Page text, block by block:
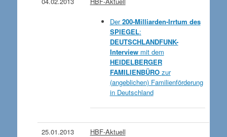
Der200-Milliarden-Irrtum des
SPIEGEL:
DEUTSCHLANDFUNK-
Interviewmit dem
HEIDELBERGER
FAMILIENBÜRO zur
(angeblichen) Familienförderung
in Deutschland
25.01.2013 HBF-Aktuell